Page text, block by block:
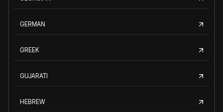
GERMAN
GREEK
GUJARATI
HEBREW